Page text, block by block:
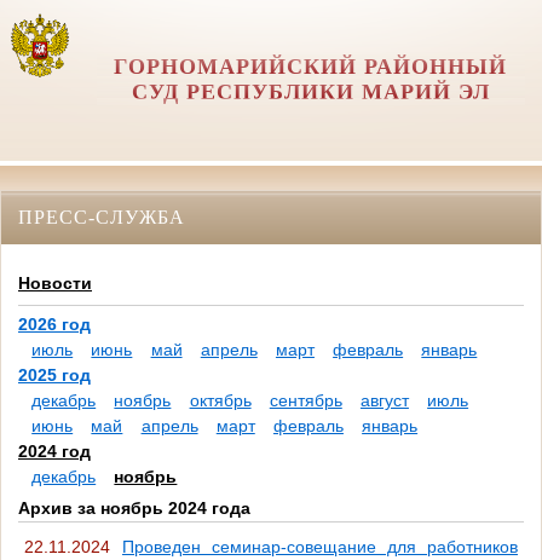
ГОРНОМАРИЙСКИЙ РАЙОННЫЙ
СУД РЕСПУБЛИКИ МАРИЙ ЭЛ
ПРЕСС-СЛУЖБА
Новости
2026 год
июль
июнь май апрель март февраль
январь
2025 год
декабрь
ноябрь октябрь сентябрь август
июль
июнь
май апрель март февраль
январь
2024 год
декабрь
ноябрь
Архив за ноябрь 2024 года
22.11.2024
Проведен семинар-совещание для работников